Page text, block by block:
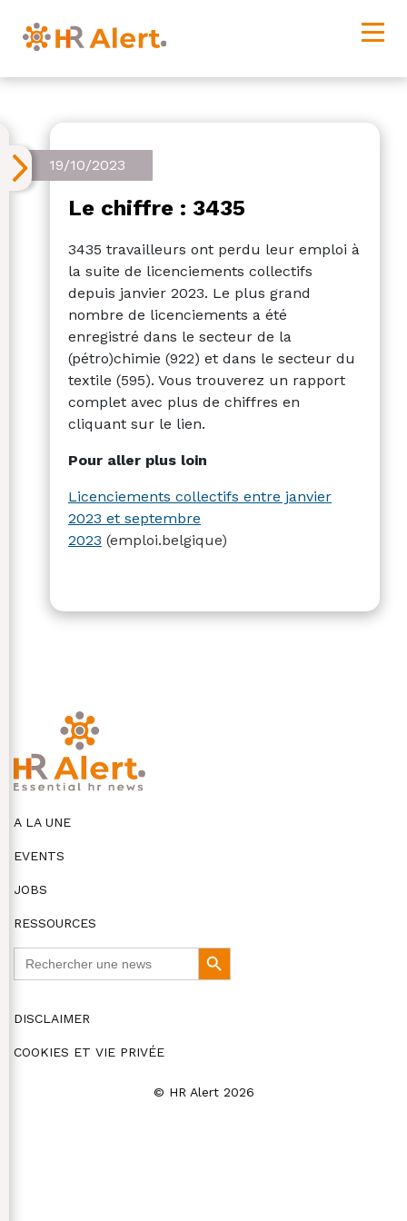
19/10/2023
Le chiffre : 3435
3435 travailleurs ont perdu leur emploi à
la suite de licenciements collectifs
depuis janvier 2023. Le plus grand
nombre de licenciements a été
enregistré dans le secteur de la
(pétro)chimie (922) et dans le secteur du
textile (595). Vous trouverez un rapport
complet avec plus de chiffres en
cliquant sur le lien.
Pour aller plus loin
Licenciements collectifs entre janvier
2023 et septembre
2023 (emploi.belgique)
A LA UNE
EVENTS
JOBS
RESSOURCES
Search
Button
DISCLAIMER
COOKIES ET VIE PRIVÉE
© HR Alert 2026